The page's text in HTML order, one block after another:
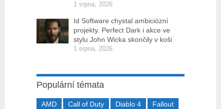
1 srpna, 2026
Id Software chystal ambiciózní
projekty. Perfect Dark i akce ve
stylu John Wicka skončily v koši
1 srpna, 2026
Populární témata
AMD Call of Duty Diablo 4
Fallout